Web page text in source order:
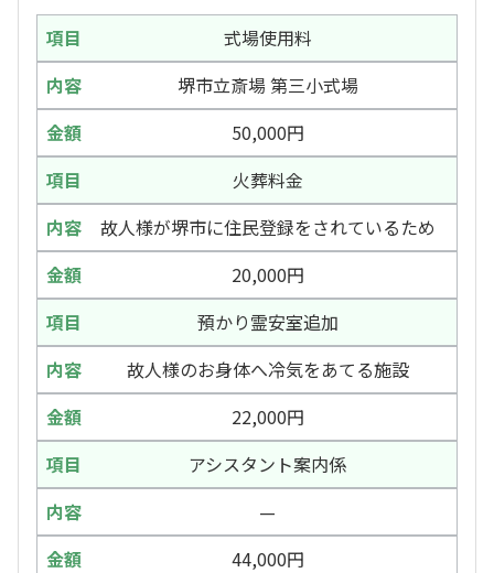
式場使用料
堺市立斎場 第三小式場
50,000円
火葬料金
故人様が堺市に住民登録をされているため
20,000円
預かり霊安室追加
故人様のお身体へ冷気をあてる施設
22,000円
アシスタント案内係
—
44,000円